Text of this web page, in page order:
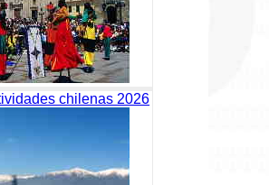
chilenas 2026